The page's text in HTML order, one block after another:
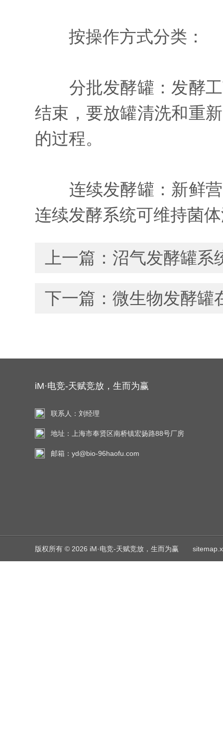
按操作方式分类：
分批发酵罐：发酵工
结束，要放罐清洗和重
的过程。
连续发酵罐：新鲜营
连续发酵系统可维持菌
上一篇： 沼气发酵罐系
下一篇： 微生物发酵罐
iM·电竞-天赋竞放，生而为赢
联系人：刘经理
地址：上海市奉贤区南桥镇宏扬路88号厂房
邮箱：yd@bio-96haofu.com
版权所有 © 2026 iM·电竞-天赋竞放，生而为赢